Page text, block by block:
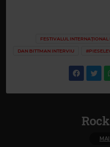
FESTIVALUL INTERNAȚIONAL
DAN BITTMAN INTERVIU